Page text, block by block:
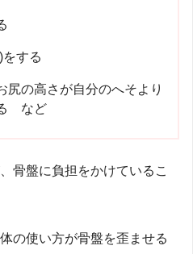
する
尻の高さが自分のへそより
など
骨盤に負担をかけているこ
の使い方が骨盤を歪ませる